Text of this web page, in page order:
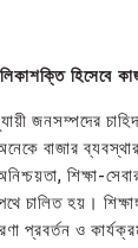
হিসেবে
জনসম্পদের
বাজার
শিক্ষা-
হয়।
প্রবর্তন ও